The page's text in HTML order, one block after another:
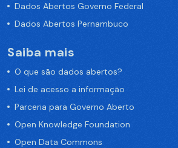
Dados Abertos Governo Federal
Dados Abertos Pernambuco
Saiba mais
O que são dados abertos?
Lei de acesso a informação
Parceria para Governo Aberto
Open Knowledge Foundation
Open Data Commons